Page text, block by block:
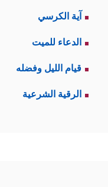
آية الكرسي
الدعاء للميت
قيام الليل وفضله
الرقية الشرعية